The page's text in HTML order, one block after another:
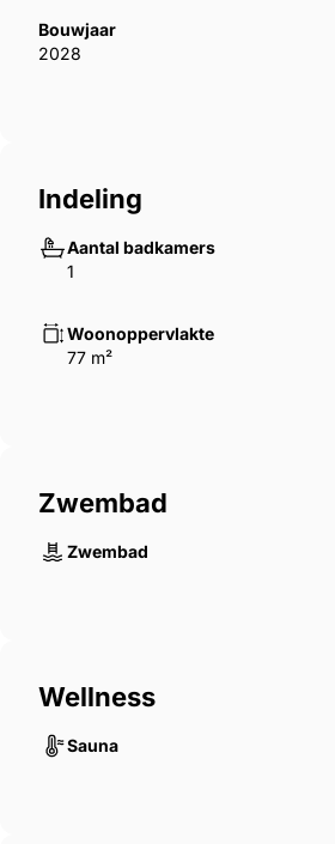
Bouwjaar
2028
Indeling
Aantal badkamers
1
Woonoppervlakte
77 m²
Zwembad
Zwembad
Wellness
Sauna